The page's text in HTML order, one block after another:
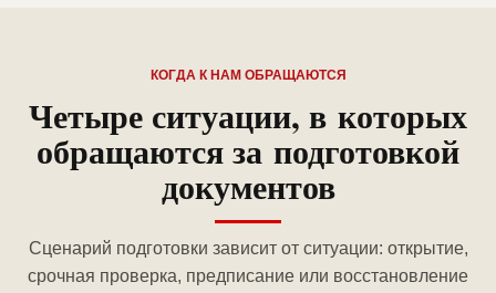
КОГДА К НАМ ОБРАЩАЮТСЯ
Четыре ситуации, в которых
обращаются за подготовкой
документов
Сценарий подготовки зависит от ситуации: открытие,
срочная проверка, предписание или восстановление